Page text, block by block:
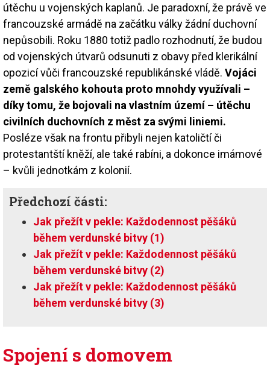
útěchu u vojenských kaplanů. Je paradoxní, že právě ve
francouzské armádě na začátku války žádní duchovní
nepůsobili. Roku 1880 totiž padlo rozhodnutí, že budou
od vojenských útvarů odsunuti z obavy před klerikální
opozicí vůči francouzské republikánské vládě. Vojáci
země galského kohouta proto mnohdy využívali –
díky tomu, že bojovali na vlastním území – útěchu
civilních duchovních z měst za svými liniemi.
Posléze však na frontu přibyli nejen katoličtí či
protestantští kněží, ale také rabíni, a dokonce imámové
– kvůli jednotkám z kolonií.
Předchozí části:
Jak přežít v pekle: Každodennost pěšáků
během verdunské bitvy (1)
Jak přežít v pekle: Každodennost pěšáků
během verdunské bitvy (2)
Jak přežít v pekle: Každodennost pěšáků
během verdunské bitvy (3)
Spojení s domovem